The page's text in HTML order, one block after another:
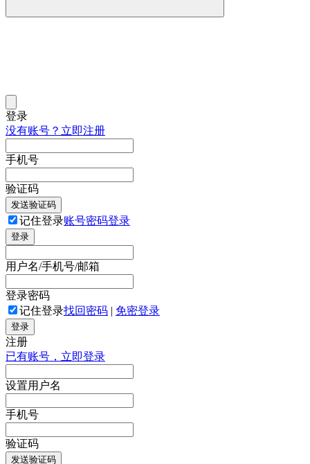
登录
没有账号？立即注册
手机号
验证码
发送验证码
记住登录账号密码登录
登录
用户名/手机号/邮箱
登录密码
记住登录找回密码 | 免密登录
登录
注册
已有账号，立即登录
设置用户名
手机号
验证码
发送验证码